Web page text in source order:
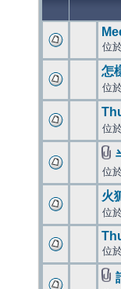
位
怎
位
位
位
火
位
位